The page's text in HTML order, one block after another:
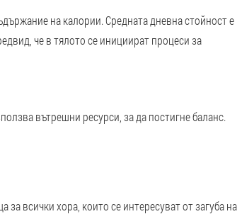
на калории. Средната дневна стойност е
че в тялото се инициират процеси за
вътрешни ресурси, за да постигне баланс.
за всички хора, които се интересуват от загуба на